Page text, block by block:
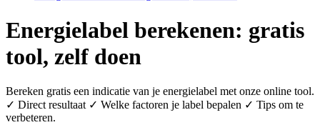
Energielabel berekenen: gratis
tool, zelf doen
Bereken gratis een indicatie van je energielabel met onze online tool.
✓ Direct resultaat ✓ Welke factoren je label bepalen ✓ Tips om te
verbeteren.